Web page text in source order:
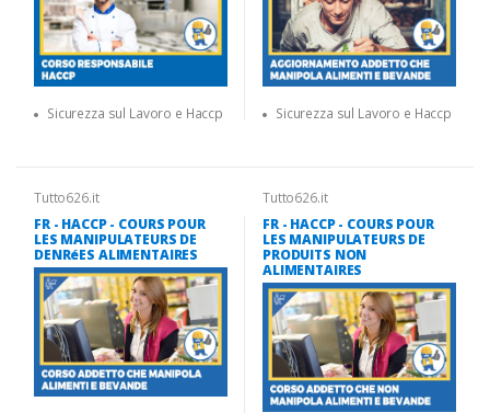
Sicurezza sul Lavoro e Haccp Sicurezza sul Lavoro e Haccp
Tutto626.it
FR - HACCP - COURS POUR
LES MANIPULATEURS DE
DENRéES ALIMENTAIRES
Tutto626.it
FR - HACCP - COURS POUR
LES MANIPULATEURS DE
PRODUITS NON
ALIMENTAIRES